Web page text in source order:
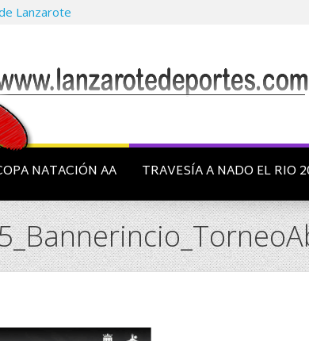
Lanzarote
NATACIÓN AA TRAVESÍA A NADO EL RIO